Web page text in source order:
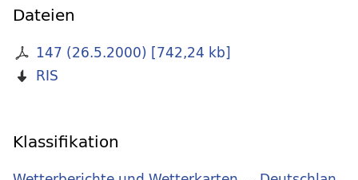
Dateien
147 (26.5.2000) [742,24 kb]
RIS
Klassifikation